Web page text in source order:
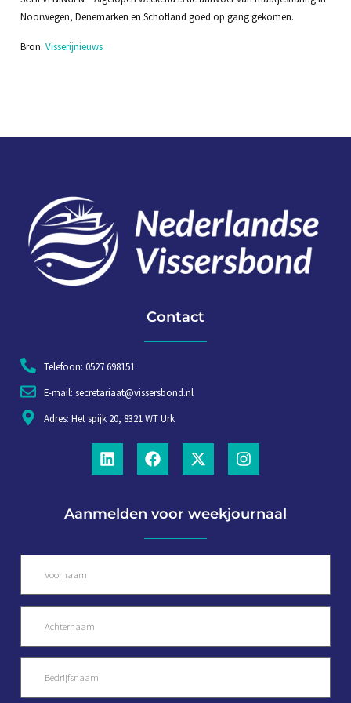
Noorwegen, Denemarken en Schotland goed op gang gekomen.
Bron: Visserijnieuws
Contact
Telefoon: 0527 698151
E-mail: secretariaat@vissersbond.nl
Adres: Het spijk 20, 8321 WT Urk
Aanmelden voor weekjournaal